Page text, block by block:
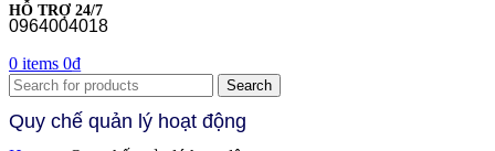
HỖ TRỢ 24/7
0964004018
0 items 0₫
Search
Quy chế quản lý hoạt động